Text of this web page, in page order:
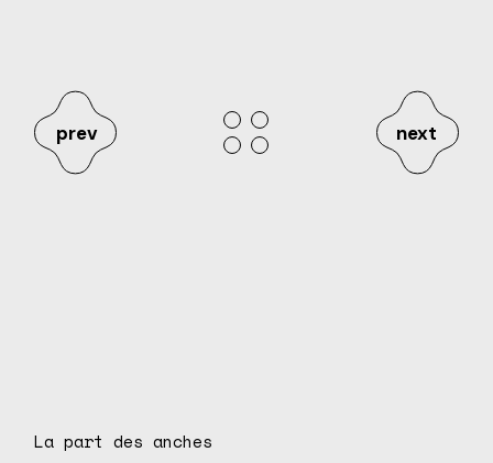
prev next
La part des anches